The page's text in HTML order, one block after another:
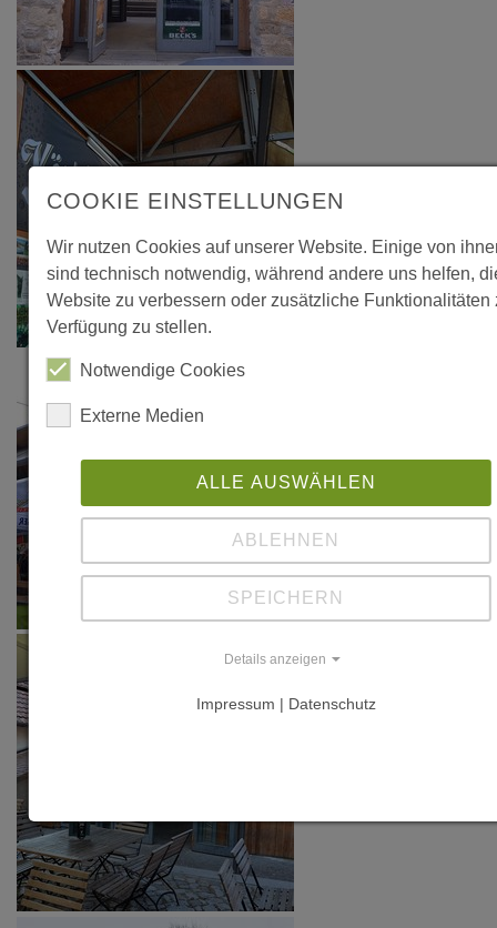
COOKIE EINSTELLUNGEN
Wir nutzen Cookies auf unserer Website. Einige von
sind technisch notwendig, während andere uns helfen,
Website zu verbessern oder zusätzliche Funktionalitäten
Verfügung zu stellen.
Notwendige Cookies
Externe Medien
ALLE AUSWÄHLEN
ABLEHNEN
SPEICHERN
Details anzeigen
Impressum | Datenschutz